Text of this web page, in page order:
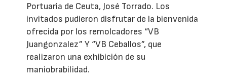
Portuaria de Ceuta, José Torrado. Los
invitados pudieron disfrutar de la bienvenida
ofrecida por los remolcadores “VB
Juangonzalez” Y “VB Ceballos”, que
realizaron una exhibición de su
maniobrabilidad.